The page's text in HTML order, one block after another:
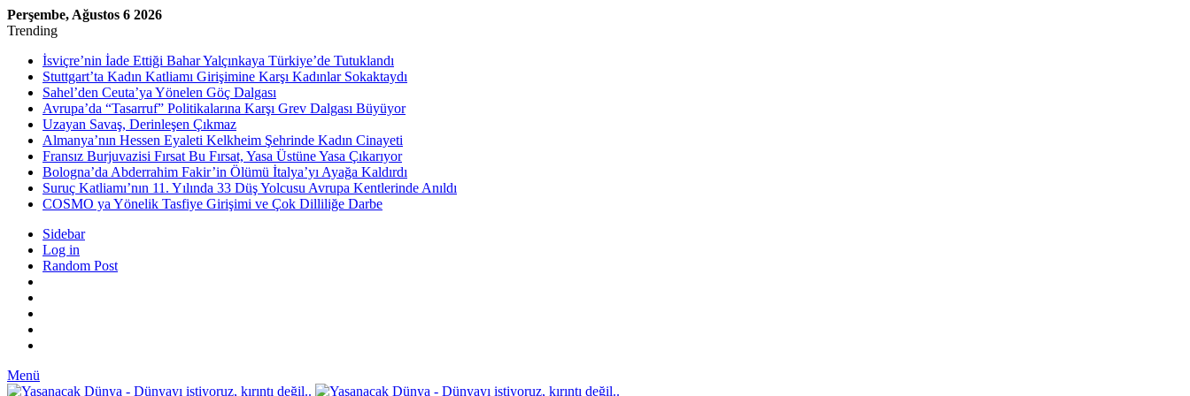
Perşembe, Ağustos 6 2026
Trending
İsviçre’nin İade Ettiği Bahar Yalçınkaya Türkiye’de Tutuklandı
Stuttgart’ta Kadın Katliamı Girişimine Karşı Kadınlar Sokaktaydı
Sahel’den Ceuta’ya Yönelen Göç Dalgası
Avrupa’da “Tasarruf” Politikalarına Karşı Grev Dalgası Büyüyor
Uzayan Savaş, Derinleşen Çıkmaz
Almanya’nın Hessen Eyaleti Kelkheim Şehrinde Kadın Cinayeti
Fransız Burjuvazisi Fırsat Bu Fırsat, Yasa Üstüne Yasa Çıkarıyor
Bologna’da Abderrahim Fakir’in Ölümü İtalya’yı Ayağa Kaldırdı
Suruç Katliamı’nın 11. Yılında 33 Düş Yolcusu Avrupa Kentlerinde Anıldı
COSMO ya Yönelik Tasfiye Girişimi ve Çok Dilliliğe Darbe
Sidebar
Log in
Random Post
Menü